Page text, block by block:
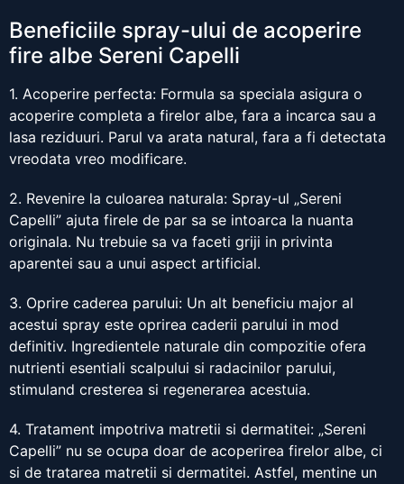
Beneficiile spray-ului de acoperire
fire albe Sereni Capelli
1. Acoperire perfecta: Formula sa speciala asigura o
acoperire completa a firelor albe, fara a incarca sau a
lasa reziduuri. Parul va arata natural, fara a fi detectata
vreodata vreo modificare.
2. Revenire la culoarea naturala: Spray-ul „Sereni
Capelli” ajuta firele de par sa se intoarca la nuanta
originala. Nu trebuie sa va faceti griji in privinta
aparentei sau a unui aspect artificial.
3. Oprire caderea parului: Un alt beneficiu major al
acestui spray este oprirea caderii parului in mod
definitiv. Ingredientele naturale din compozitie ofera
nutrienti esentiali scalpului si radacinilor parului,
stimuland cresterea si regenerarea acestuia.
4. Tratament impotriva matretii si dermatitei: „Sereni
Capelli” nu se ocupa doar de acoperirea firelor albe, ci
si de tratarea matretii si dermatitei. Astfel, mentine un